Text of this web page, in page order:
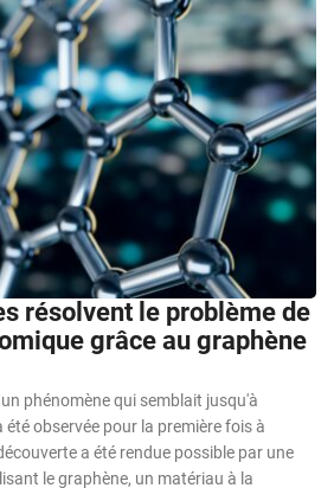
résolvent le problème de
grâce au graphène
phénomène qui semblait jusqu'à
observée pour la première fois à
a été rendue possible par une
le graphène, un matériau à la